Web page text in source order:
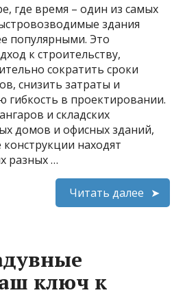
где время – один из самых
здания
популярными. Это
к строительству,
сократить сроки
снизить затраты и
гибкость в проектировании.
и складских
домов и офисных зданий,
находят
разных …
Читать далее
ключ к